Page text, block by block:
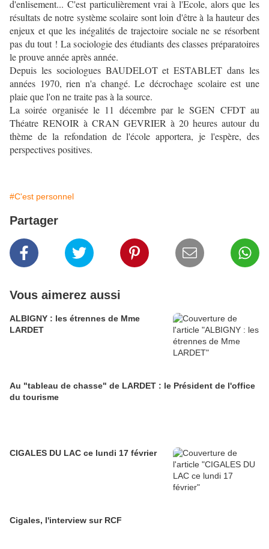
d'enlisement... C'est particulièrement vrai à l'Ecole, alors que les
résultats de notre système scolaire sont loin d'être à la hauteur des
enjeux et que les inégalités de trajectoire sociale ne se résorbent
pas du tout ! La sociologie des étudiants des classes préparatoires
le prouve année après année.
Depuis les sociologues BAUDELOT et ESTABLET dans les
années 1970, rien n'a changé. Le décrochage scolaire est une
plaie que l'on ne traite pas à la source.
La soirée organisée le 11 décembre par le SGEN CFDT au
Théatre RENOIR à CRAN GEVRIER à 20 heures autour du
thème de la refondation de l'école apportera, je l'espère, des
perspectives positives.
#C'est personnel
Partager
Vous aimerez aussi
ALBIGNY : les étrennes de Mme
LARDET
Au "tableau de chasse" de LARDET : le Président de l'office
du tourisme
CIGALES DU LAC ce lundi 17 février
Cigales, l'interview sur RCF